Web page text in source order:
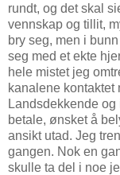
rundt, og det skal
vennskap og tillit,
bry seg, men i
seg med et ekte
hele mistet jeg
kanalene kontaktet
Landsdekkende
betale, ønsket å
ansikt utad. Jeg
gangen. Nok en
skulle ta del i noe